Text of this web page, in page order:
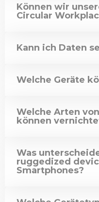
Können wir
Circular
Kann ich Daten
Welche Geräte
Welche Arten
können
Was
ruggedized
Smartphones?